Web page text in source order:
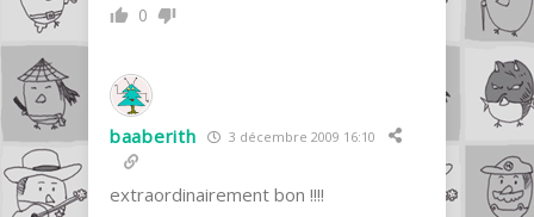
0
baaberith 3 décembre 2009 16:10
extraordinairement bon !!!!